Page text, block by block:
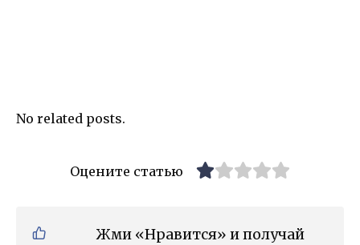
No related posts.
Оцените статью
Жми «Нравится» и получай